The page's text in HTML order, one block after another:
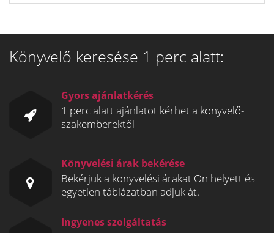
Könyvelő keresése 1 perc alatt:
Gyors ajánlatkérés
1 perc alatt ajánlatot kérhet a könyvelő-
szakemberektől
Könyvelési árak bekérése
Bekérjük a könyvelési árakat Ön helyett és
egyetlen táblázatban adjuk át.
Ingyenes szolgáltatás